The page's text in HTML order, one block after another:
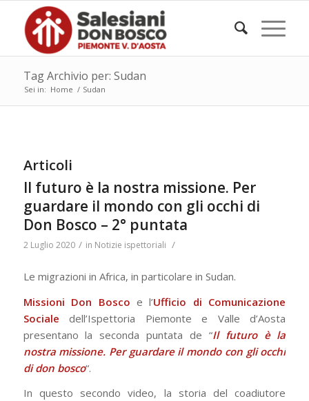
Tag Archivio per: Sudan
Sei in: Home / Sudan
Articoli
Il futuro è la nostra missione. Per
guardare il mondo con gli occhi di
Don Bosco – 2° puntata
2 Luglio 2020 / in Notizie ispettoriali /
Le migrazioni in Africa, in particolare in Sudan.
Missioni Don Bosco e l’Ufficio di Comunicazione
Socialedell’Ispettoria Piemonte e Valle d’Aosta
presentano la seconda puntata de “Il futuro è la
nostra missione. Per guardare il mondo con gli occhi
di don bosco“.
In questo secondo video, la storia del coadiutore